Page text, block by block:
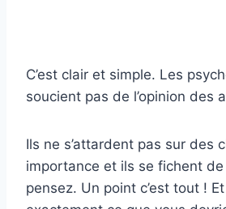
C’est clair et simple. Les
soucient pas de l’opinion des
Ils ne s’attardent pas sur des
importance et ils se fichent
pensez. Un point c’est tout ! Et